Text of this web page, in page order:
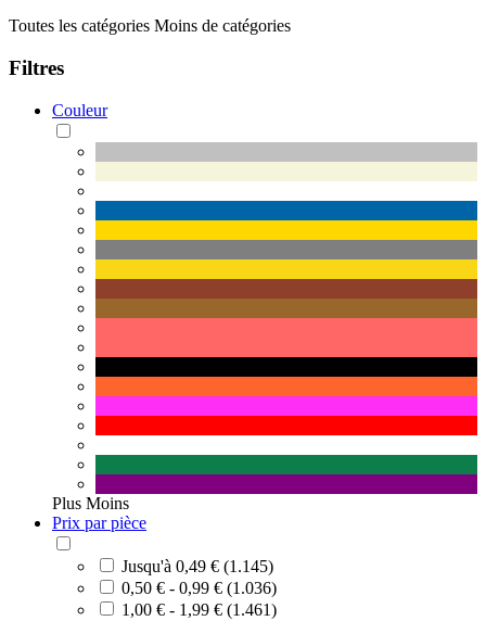
Toutes les catégories Moins de catégories
Filtres
Couleur
Plus Moins
Prix par pièce
Jusqu'à 0,49 € (1.145)
0,50 € - 0,99 € (1.036)
1,00 € - 1,99 € (1.461)